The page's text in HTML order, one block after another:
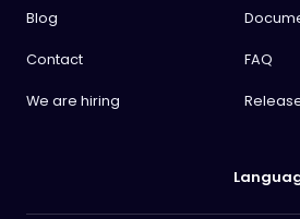
Blog
Contact
We are hiring
FAQ